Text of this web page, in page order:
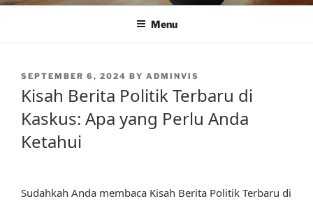
Menu
POSTED
ON
SEPTEMBER 6, 2024 BY ADMINVIS
Kisah Berita Politik Terbaru di
Kaskus: Apa yang Perlu Anda
Ketahui
Sudahkah Anda membaca Kisah Berita Politik Terbaru di